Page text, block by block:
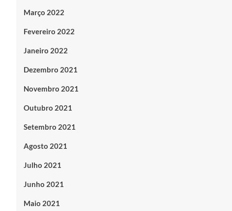
Março 2022
Fevereiro 2022
Janeiro 2022
Dezembro 2021
Novembro 2021
Outubro 2021
Setembro 2021
Agosto 2021
Julho 2021
Junho 2021
Maio 2021